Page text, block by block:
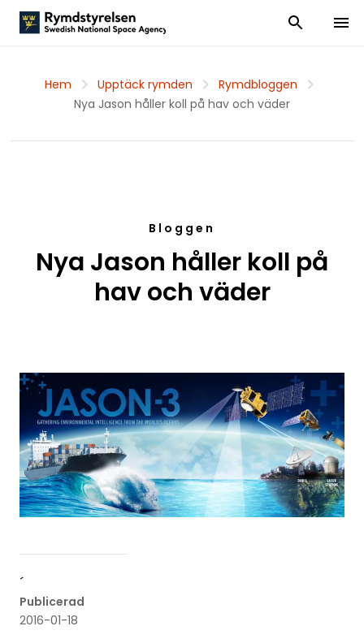
Visa och dölj
Visa
Hem Upptäck rymden
Rymdbloggen
Nya Jason håller koll på hav och väder
Bloggen
Nya Jason håller koll på
hav och väder
´
Publicerad
2016-01-18